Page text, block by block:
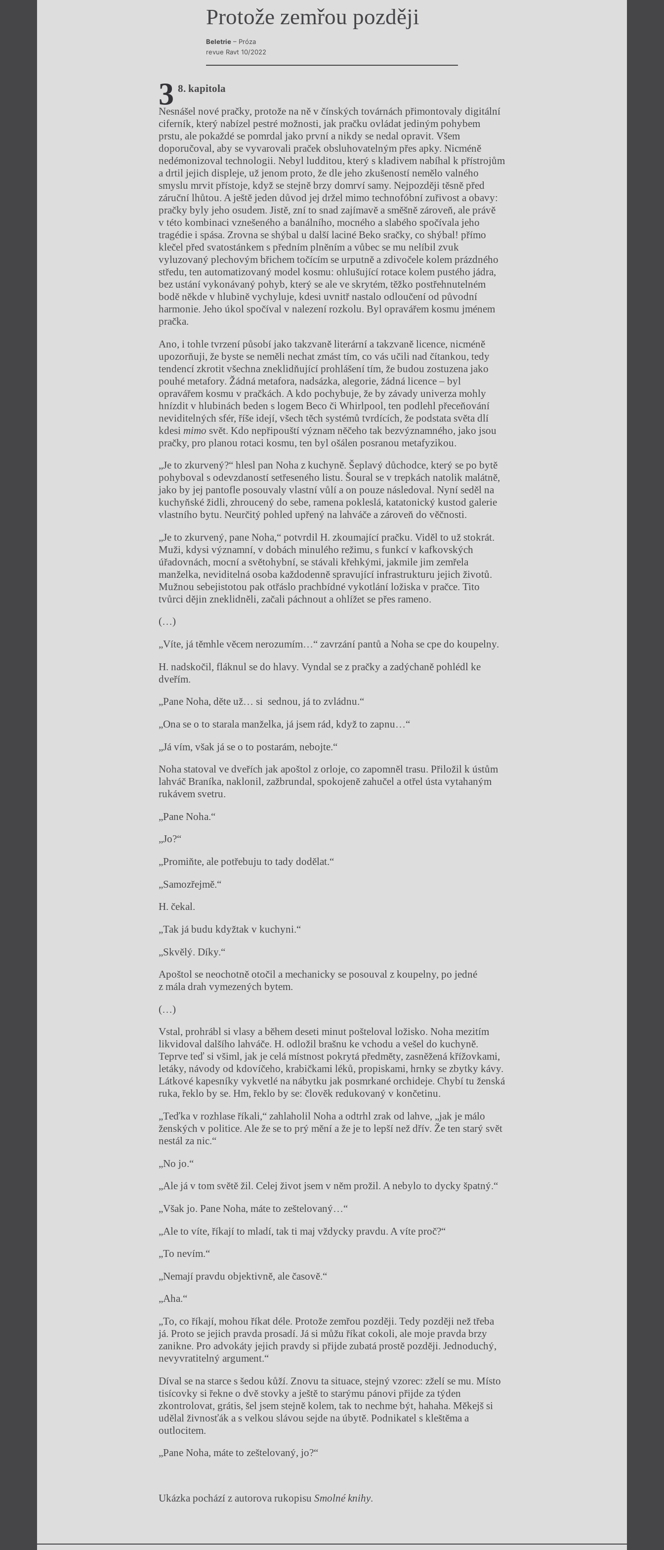
Výroční cenyProtože zemřou později
Beletrie – Próza
revue Ravt 10/2022
3 8. kapitola
Nesnášel nové pračky, protože na ně v čínských továrnách přimontovaly digitální
ciferník, který nabízel pestré možnosti, jak pračku ovládat jediným pohybem
prstu, ale pokaždé se pomrdal jako první a nikdy se nedal opravit. Všem
doporučoval, aby se vyvarovali praček obsluhovatelným přes apky. Nicméně
nedémonizoval technologii. Nebyl ludditou, který s kladivem nabíhal k přístrojům
a drtil jejich displeje, už jenom proto, že dle jeho zkušeností nemělo valného
smyslu mrvit přístoje, když se stejně brzy domrví samy. Nejpozději těsně před
záruční lhůtou. A ještě jeden důvod jej držel mimo technofóbní zuřivost a obavy:
pračky byly jeho osudem. Jistě, zní to snad zajímavě a směšně zároveň, ale právě
v této kombinaci vznešeného a banálního, mocného a slabého spočívala jeho
tragédie i spása. Zrovna se shýbal u další laciné Beko sračky, co shýbal! přímo
klečel před svatostánkem s předním plněním a vůbec se mu nelíbil zvuk
vyluzovaný plechovým břichem točícím se urputně a zdivočele kolem prázdného
středu, ten automatizovaný model kosmu: ohlušující rotace kolem pustého jádra,
bez ustání vykonávaný pohyb, který se ale ve skrytém, těžko postřehnutelném
bodě někde v hlubině vychyluje, kdesi uvnitř nastalo odloučení od původní
harmonie. Jeho úkol spočíval v nalezení rozkolu. Byl opravářem kosmu jménem
pračka.
Ano, i tohle tvrzení působí jako takzvaně literární a takzvaně licence, nicméně
upozorňuji, že byste se neměli nechat zmást tím, co vás učili nad čítankou, tedy
tendencí zkrotit všechna zneklidňující prohlášení tím, že budou zostuzena jako
pouhé metafory. Žádná metafora, nadsázka, alegorie, žádná licence – byl
opravářem kosmu v pračkách. A kdo pochybuje, že by závady univerza mohly
hnízdit v hlubinách beden s logem Beco či Whirlpool, ten podlehl přeceňování
neviditelných sfér, říše idejí, všech těch systémů tvrdících, že podstata světa dlí
kdesi mimo svět. Kdo nepřipouští význam něčeho tak bezvýznamného, jako jsou
pračky, pro planou rotaci kosmu, ten byl ošálen posranou metafyzikou.
„Je to zkurvený?“ hlesl pan Noha z kuchyně. Šeplavý důchodce, který se po bytě
pohyboval s odevzdaností setřeseného listu. Šoural se v trepkách natolik malátně,
jako by jej pantofle posouvaly vlastní vůlí a on pouze následoval. Nyní seděl na
kuchyňské židli, zhroucený do sebe, ramena pokleslá, katatonický kustod galerie
vlastního bytu. Neurčitý pohled upřený na lahváče a zároveň do věčnosti.
„Je to zkurvený, pane Noha,“ potvrdil H. zkoumající pračku. Viděl to už stokrát.
Muži, kdysi významní, v dobách minulého režimu, s funkcí v kafkovských
úřadovnách, mocní a světohybní, se stávali křehkými, jakmile jim zemřela
manželka, neviditelná osoba každodenně spravující infrastrukturu jejich životů.
Mužnou sebejistotou pak otřáslo prachbídné vykotlání ložiska v pračce. Tito
tvůrci dějin zneklidněli, začali páchnout a ohlížet se přes rameno.
(…)
„Víte, já těmhle věcem nerozumím…“ zavrzání pantů a Noha se cpe do koupelny.
H. nadskočil, fláknul se do hlavy. Vyndal se z pračky a zadýchaně pohlédl ke
dveřím.
„Pane Noha, děte už… si sednou, já to zvládnu.“
„Ona se o to starala manželka, já jsem rád, když to zapnu…“
„Já vím, však já se o to postarám, nebojte.“
Noha statoval ve dveřích jak apoštol z orloje, co zapomněl trasu. Přiložil k ústům
lahváč Braníka, naklonil, zažbrundal, spokojeně zahučel a otřel ústa vytahaným
rukávem svetru.
„Pane Noha.“
„Jo?“
„Promiňte, ale potřebuju to tady dodělat.“
„Samozřejmě.“
H. čekal.
„Tak já budu kdyžtak v kuchyni.“
„Skvělý. Díky.“
Apoštol se neochotně otočil a mechanicky se posouval z koupelny, po jedné
z mála drah vymezených bytem.
(…)
Vstal, prohrábl si vlasy a během deseti minut pošteloval ložisko. Noha mezitím
likvidoval dalšího lahváče. H. odložil brašnu ke vchodu a vešel do kuchyně.
Teprve teď si všiml, jak je celá místnost pokrytá předměty, zasněžená křížovkami,
letáky, návody od kdovíčeho, krabičkami léků, propiskami, hrnky se zbytky kávy.
Látkové kapesníky vykvetlé na nábytku jak posmrkané orchideje. Chybí tu ženská
ruka, řeklo by se. Hm, řeklo by se: člověk redukovaný v končetinu.
„Teďka v rozhlase říkali,“ zahlaholil Noha a odtrhl zrak od lahve, „jak je málo
ženských v politice. Ale že se to prý mění a že je to lepší než dřív. Že ten starý svět
nestál za nic.“
„No jo.“
„Ale já v tom světě žil. Celej život jsem v něm prožil. A nebylo to dycky špatný.“
„Však jo. Pane Noha, máte to zeštelovaný…“
„Ale to víte, říkají to mladí, tak ti maj vždycky pravdu. A víte proč?“
„To nevím.“
„Nemají pravdu objektivně, ale časově.“
„Aha.“
„To, co říkají, mohou říkat déle. Protože zemřou později. Tedy později než třeba
já. Proto se jejich pravda prosadí. Já si můžu říkat cokoli, ale moje pravda brzy
zanikne. Pro advokáty jejich pravdy si přijde zubatá prostě později. Jednoduchý,
nevyvratitelný argument.“
Díval se na starce s šedou kůží. Znovu ta situace, stejný vzorec: zželí se mu. Místo
tisícovky si řekne o dvě stovky a ještě to starýmu pánovi přijde za týden
zkontrolovat, grátis, šel jsem stejně kolem, tak to nechme být, hahaha. Měkejš si
udělal živnosťák a s velkou slávou sejde na úbytě. Podnikatel s kleštěma a
outlocitem.
„Pane Noha, máte to zeštelovaný, jo?“
Ukázka pochází z autorova rukopisuSmolné knihy.
Chviličku.